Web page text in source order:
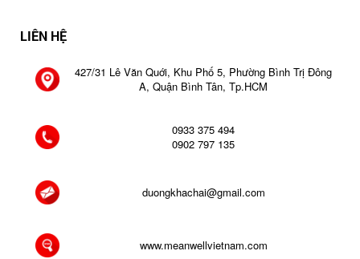
LIÊN HỆ
427/31 Lê Văn Quới, Khu Phố 5, Phường Bình Trị Đông
A, Quận Bình Tân, Tp.HCM
0933 375 494
0902 797 135
duongkhachai@gmail.com
www.meanwellvietnam.com